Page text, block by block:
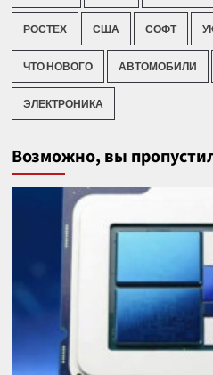
РОСТЕХ США СОФТ
ЧТО НОВОГО АВТОМОБИЛИ
ЭЛЕКТРОНИКА
Возможно, вы